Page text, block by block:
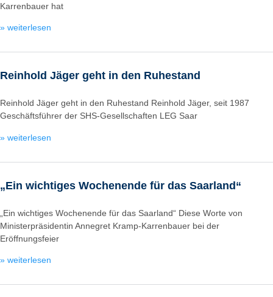
Karrenbauer hat
» weiterlesen
Reinhold Jäger geht in den Ruhestand
Reinhold Jäger geht in den Ruhestand Reinhold Jäger, seit 1987
Geschäftsführer der SHS-Gesellschaften LEG Saar
» weiterlesen
„Ein wichtiges Wochenende für das Saarland“
„Ein wichtiges Wochenende für das Saarland“ Diese Worte von
Ministerpräsidentin Annegret Kramp-Karrenbauer bei der
Eröffnungsfeier
» weiterlesen